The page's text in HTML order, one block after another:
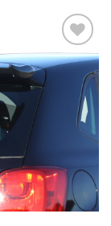
Ajouter
wishlist